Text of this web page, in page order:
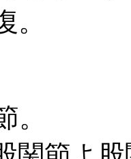
。